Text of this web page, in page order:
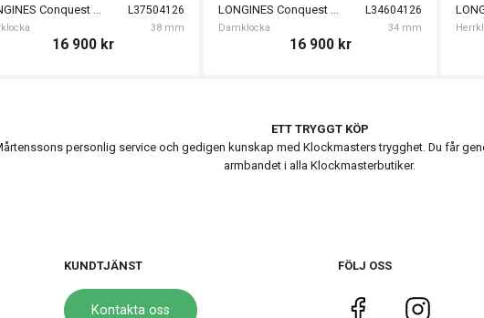
L37504126
38 mm
LONGINES Conquest Quartz 38mm
16 900 kr
L34604126
Damklocka 34 mm
LONGINES Conquest Quartz 34mm
16 900 kr
ETT TRYGGT KÖP
personlig service och gedigen kunskap med Klockmasters trygghet. Du får
armbandet i alla Klockmasterbutiker.
KUNDTJÄNST
Kontakta oss
FÖLJ OSS